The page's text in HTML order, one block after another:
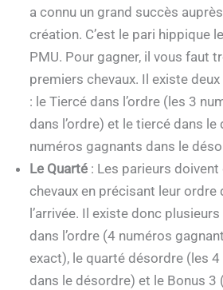
a connu un grand succès
création. C’est le pari hippique
PMU. Pour gagner, il vous faut
premiers chevaux. Il existe
: le Tiercé dans l’ordre (les 3
dans l’ordre) et le tiercé dans
numéros gagnants dans le
Le Quarté : Les parieurs
chevaux en précisant leur ordre
l’arrivée. Il existe donc
dans l’ordre (4 numéros
exact), le quarté désordre (les
dans le désordre) et le Bonus